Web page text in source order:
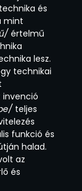
és
mint
értelmű
lesz.
technikai
teljes
funkció és
halad.
az
és